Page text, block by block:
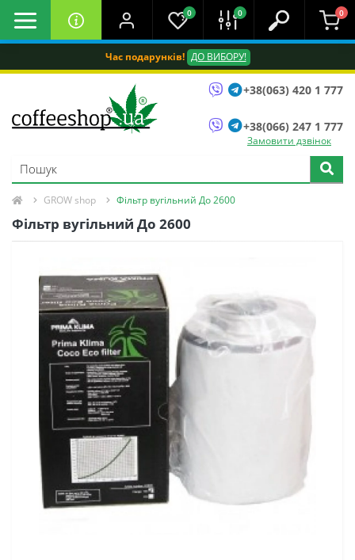
Час подарунків! ДО ВИБОРУ!
0 0 0
+38(063) 420 1 777
+38(066) 247 1 777
Замовити дзвінок
GROW shop Фільтр вугільний До 2600
Фільтр вугільний До 2600